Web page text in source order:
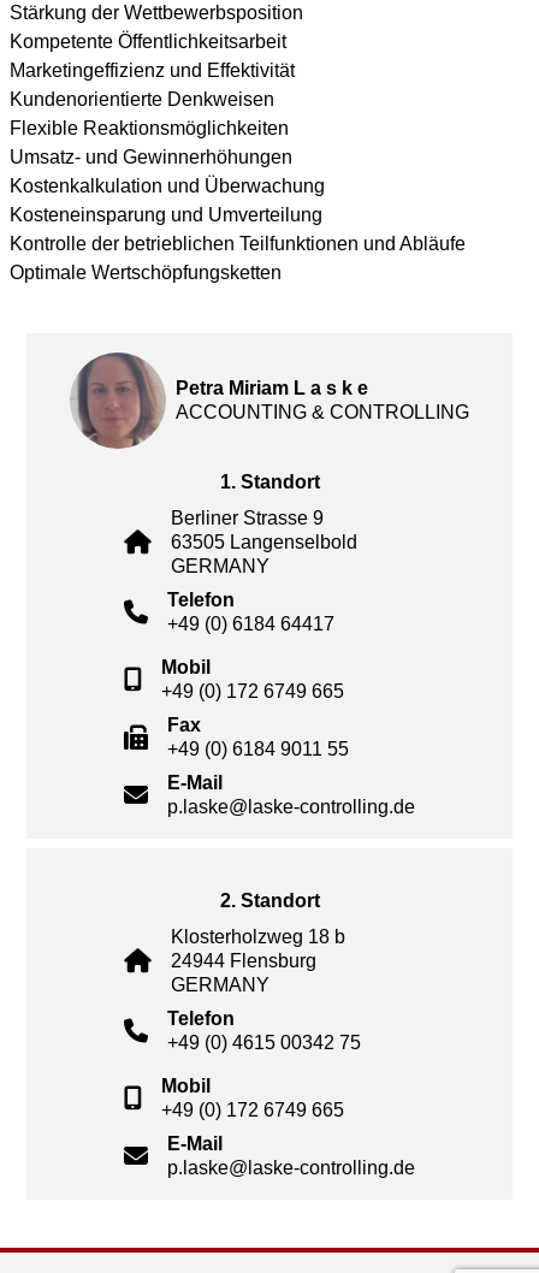
Stärkung der Wettbewerbsposition
Kompetente Öffentlichkeitsarbeit
Marketingeffizienz und Effektivität
Kundenorientierte Denkweisen
Flexible Reaktionsmöglichkeiten
Umsatz- und Gewinnerhöhungen
Kostenkalkulation und Überwachung
Kosteneinsparung und Umverteilung
Kontrolle der betrieblichen Teilfunktionen und Abläufe
Optimale Wertschöpfungsketten
Petra Miriam L a s k e
ACCOUNTING & CONTROLLING
1. Standort
Berliner Strasse 9
63505 Langenselbold
GERMANY
Telefon
+49 (0) 6184 64417
Mobil
+49 (0) 172 6749 665
Fax
+49 (0) 6184 9011 55
E-Mail
p.laske@laske-controlling.de
2. Standort
Klosterholzweg 18 b
24944 Flensburg
GERMANY
Telefon
+49 (0) 4615 00342 75
Mobil
+49 (0) 172 6749 665
E-Mail
p.laske@laske-controlling.de